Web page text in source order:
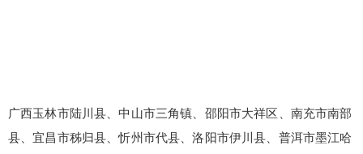
广西玉林市陆川县、中山市三角镇、邵阳市大祥区、南充市南部
县、宜昌市秭归县、忻州市代县、洛阳市伊川县、普洱市墨江哈